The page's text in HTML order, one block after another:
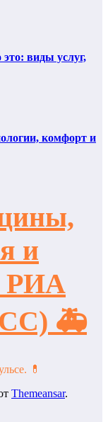
виды услуг,
комфорт и
и
РИА
🚑
💊
Themeansar.